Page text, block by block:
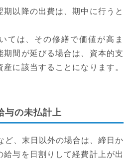
期以降の出費は、期中に行うと
ては、その修繕で価値が高ま
期間が延びる場合は、資本的支
に該当することになります。
与の未払計上
ど、末日以外の場合は、締日か
給与を日割りして経費計上が出